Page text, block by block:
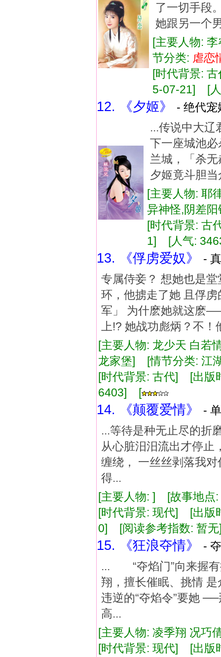
了一切手
她跟另一
[主要人物:
节分类: 虐恋
[时代背景:
5-07-21] [
12. 《夕姬》
- 绝代
...传说中大
下一座城池
兰城，「杀
夕姬竟斗胆
[主要人物: 耶
异神怪,阴差阳
[时代背景:
1] [人气:
13. 《俘虏爱奴》
-
专属侍妾？ 想她也是
环，他掳走了她 且俘
军」 为什麽她就这麽
上!? 她战功彪炳？不
[主要人物: 龙少天 白若
龙家堡] [情节分类: 江
[时代背景: 古代] [出
6403] [
14. 《颠覆爱情》
-
...等待是种无止尽的折
从心脏汨汨流出才停止
缠绕， 一丝丝剥落我
得...
[主要人物: ] [故事地
[时代背景: 现代] [出
0] [阅读参考指数: 暂无
15. 《狂浪夺情》
-
... “夺焰门”向来握有
翔，擅长催眠、挑情
违逆的“夺焰令”要她
高...
[主要人物: 凌季翔 况
[时代背景: 现代] [出